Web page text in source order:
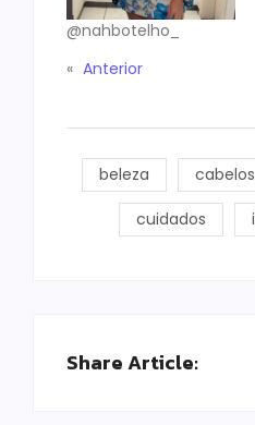
@nahbotelho_
« Anterior
beleza cabelos
cuidados
Share Article: